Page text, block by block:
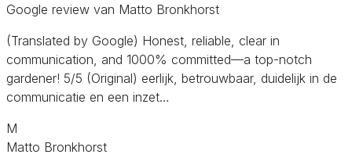
Google review van Matto Bronkhorst
(Translated by Google) Honest, reliable, clear in
communication, and 1000% committed—a top-notch
gardener! 5/5 (Original) eerlijk, betrouwbaar, duidelijk in de
communicatie en een inzet…
M
Matto Bronkhorst